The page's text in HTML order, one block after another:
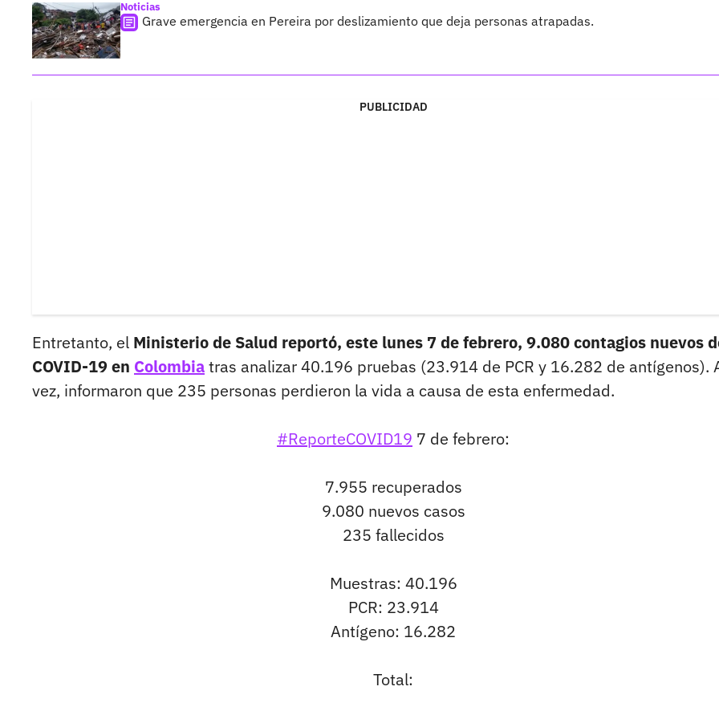
Noticias
Grave emergencia en Pereira por deslizamiento que deja personas atrapadas.
PUBLICIDAD
Entretanto, el Ministerio de Salud reportó, este lunes 7 de febrero, 9.080 contagios nuevos
COVID-19 en Colombiatras analizar 40.196 pruebas (23.914 de PCR y 16.282 de antígenos).
vez, informaron que 235 personas perdieron la vida a causa de esta enfermedad.
#ReporteCOVID19 7 de febrero:
7.955 recuperados
9.080 nuevos casos
235 fallecidos
Muestras: 40.196
PCR: 23.914
Antígeno: 16.282
Total: